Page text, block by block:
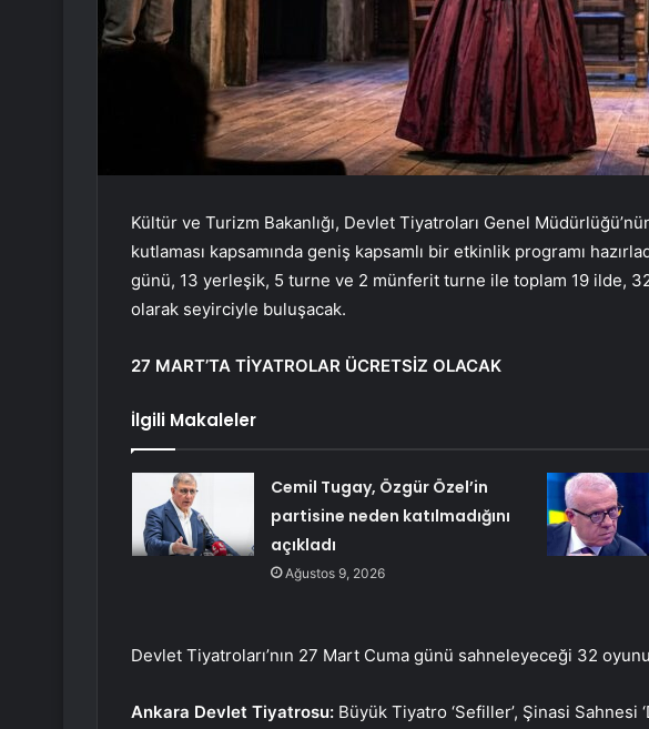
Kültür ve Turizm Bakanlığı, Devlet Tiyatroları Genel
kutlaması kapsamında geniş kapsamlı bir etkinlik programı
günü, 13 yerleşik, 5 turne ve 2 münferit turne ile toplam 19 ilde,
olarak seyirciyle buluşacak.
27 MART’TA TİYATROLAR ÜCRETSİZ OLACAK
İlgili Makaleler
Cemil Tugay, Özgür Özel’in
partisine neden katılmadığını
açıkladı
Ağustos 9, 2026
Devlet Tiyatroları’nın 27 Mart Cuma günü sahneleyeceği 32
Ankara Devlet Tiyatrosu: Büyük Tiyatro ‘Sefiller’, Şinasi Sahnesi